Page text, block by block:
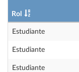
Rol
Estudiante
Estudiante
Estudiante